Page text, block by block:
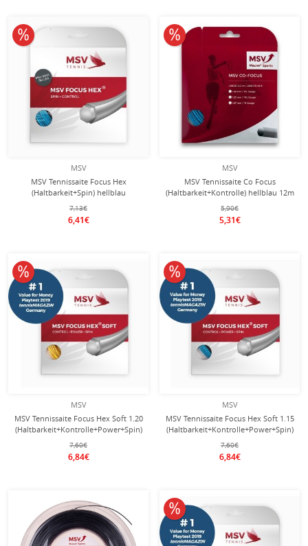
MSV
MSV Tennissaite Focus Hex
(Haltbarkeit+Spin) hellblau
Tennissaite 12m Set
7,13€
6,41€
10% reduziert
MSV
MSV Tennissaite Co Focus
(Haltbarkeit+Kontrolle) hellblau 12m
Set
5,90€
5,31€
10% reduziert
MSV
MSV Tennissaite Focus Hex Soft 1.20
(Haltbarkeit+Kontrolle+Power+Spin)
gelb 12m Set
7,60€
6,84€
10% reduziert
MSV
MSV Tennissaite Focus Hex Soft 1.15
(Haltbarkeit+Kontrolle+Power+Spin)
hellblau 12m Set
7,60€
6,84€
10% reduziert
10% reduziert